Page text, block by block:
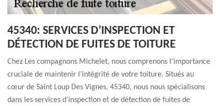
45340: SERVICES D’INSPECTION ET
DÉTECTION DE FUITES DE TOITURE
Chez Les compagnons Michelet, nous comprenons l'importance
cruciale de maintenir l'intégrité de votre toiture. Situés au
cœur de Saint Loup Des Vignes, 45340, nous nous spécialisons
dans les services d’inspection et de détection de fuites de